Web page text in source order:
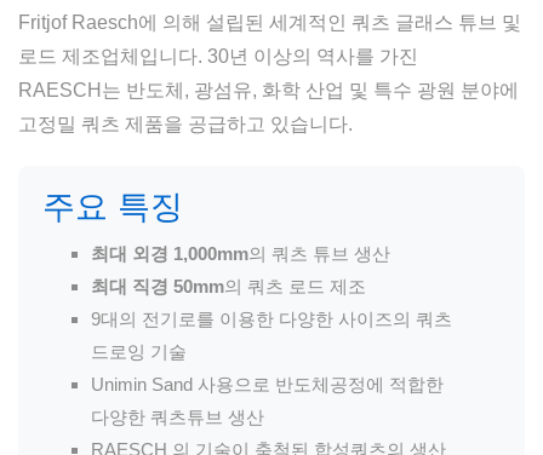
품질관리
Phone: +82 02-6369-9183
제품
Phone: +82 02-6369-9183
이메일: Ljh0302@gmail.com
Fritjof Raesch에 의해 설립된 세계적인 쿼츠 글래스 튜브 및
로드 제조업체입니다. 30년 이상의 역사를 가진
RAESCH는 반도체, 광섬유, 화학 산업 및 특수 광원 분야에
고정밀 쿼츠 제품을 공급하고 있습니다.
주요 특징
최대 외경 1,000mm의 쿼츠 튜브 생산
최대 직경 50mm의 쿼츠 로드 제조
9대의 전기로를 이용한 다양한 사이즈의 쿼츠
드로잉 기술
Unimin Sand 사용으로 반도체공정에 적합한
다양한 쿼츠튜브 생산
RAESCH 의 기술이 축척된 합성쿼츠의 생산